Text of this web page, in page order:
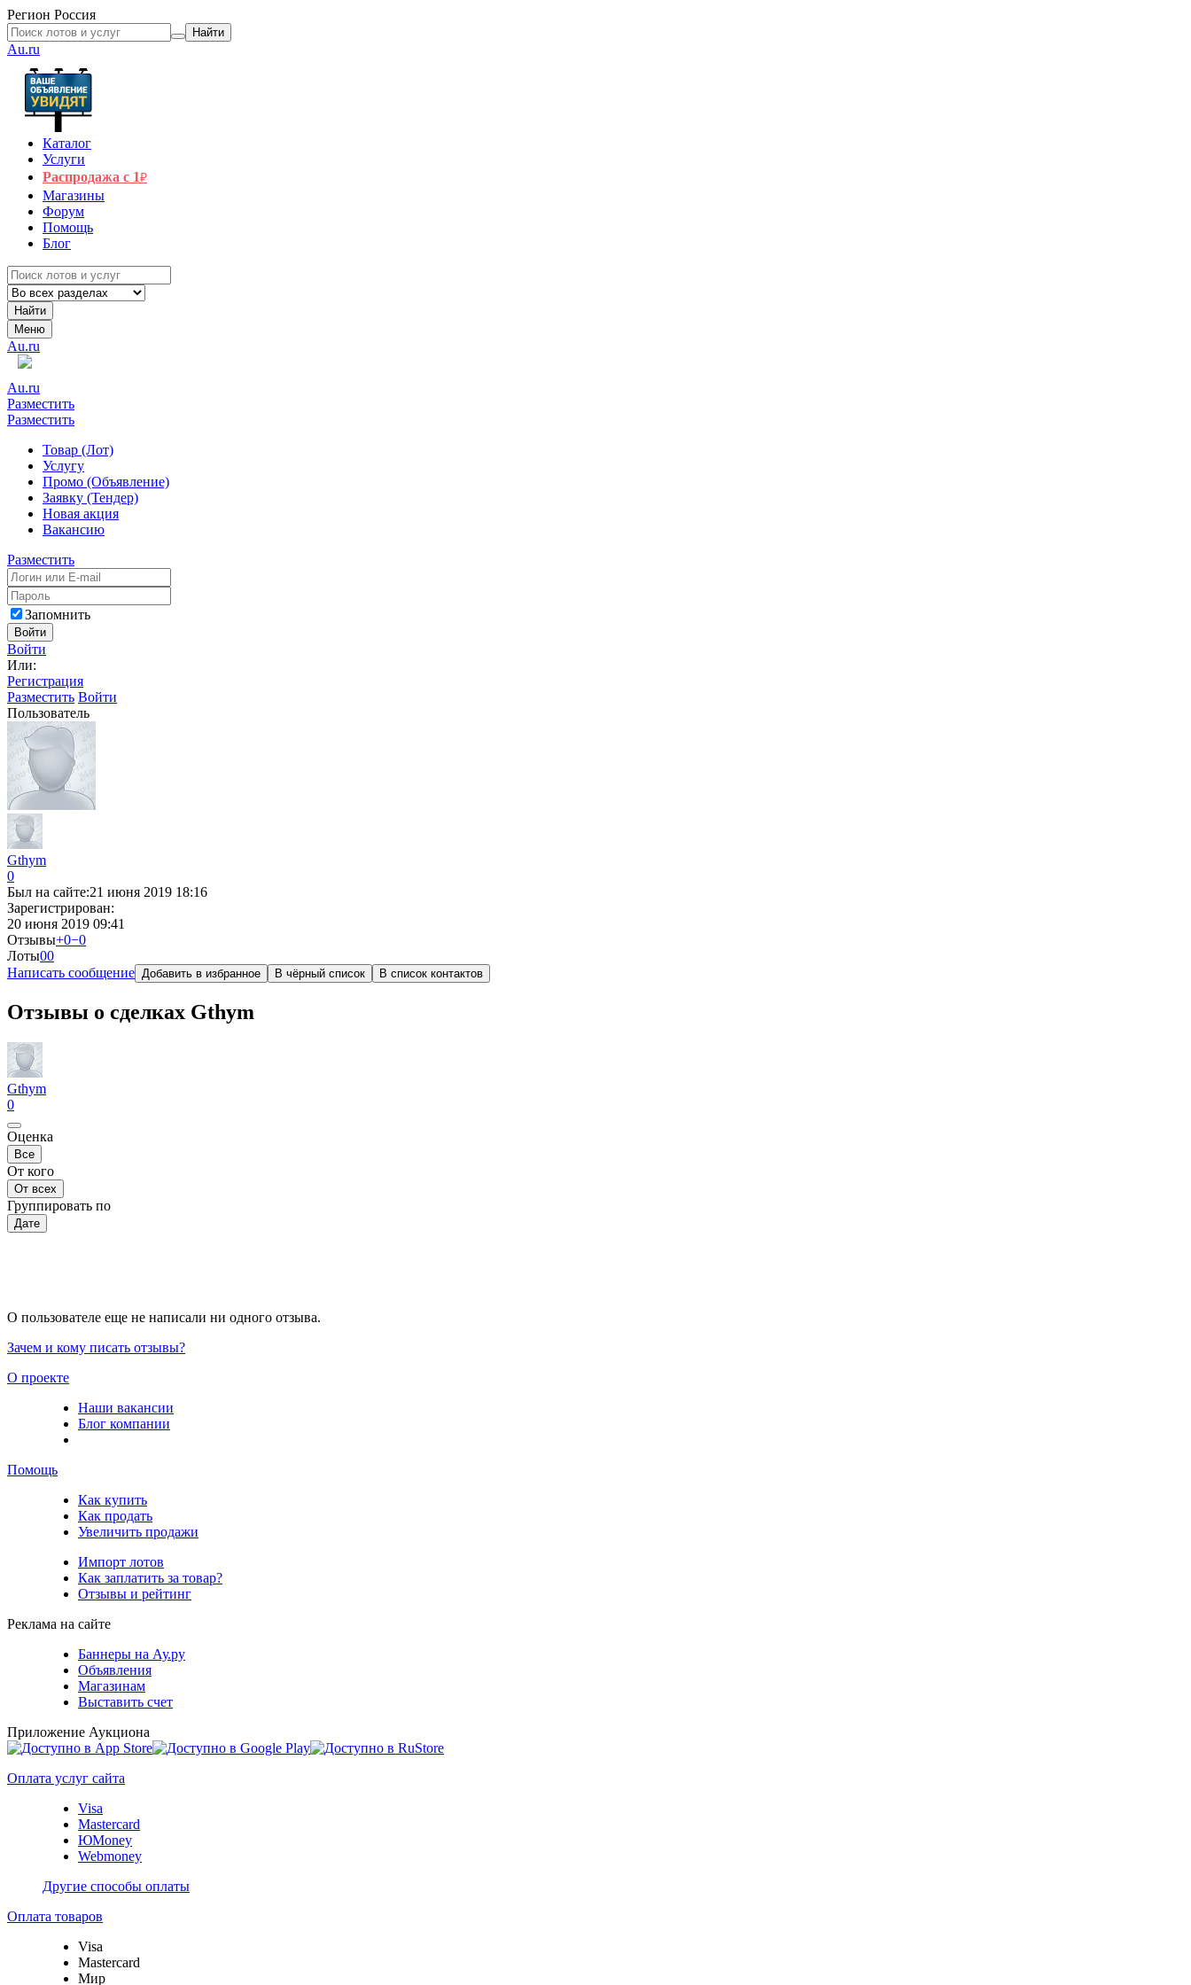
Регион Россия
Найти
Au.ru
Каталог
Услуги
Распродажа с 1₽
Магазины
Форум
Помощь
Блог
Найти
Меню
Au.ru
Au.ru
Разместить
Разместить
Товар (Лот)
Услугу
Промо (Объявление)
Заявку (Тендер)
Новая акция
Вакансию
Разместить
Запомнить
Войти
Войти
Или:
Регистрация
Разместить Войти
Пользователь
Gthym
0
Был на сайте:21 июня 2019 18:16
Зарегистрирован:
20 июня 2019 09:41
Отзывы+0−0
Лоты00
Написать сообщение Добавить в избранное В чёрный список В список контактов
Отзывы о сделках Gthym
Gthym
0
Оценка
Все
От кого
От всех
Группировать по
Дате
О пользователе еще не написали ни одного отзыва.
Зачем и кому писать отзывы?
О проекте
Наши вакансии
Блог компании
Помощь
Как купить
Как продать
Увеличить продажи
Импорт лотов
Как заплатить за товар?
Отзывы и рейтинг
Реклама на сайте
Баннеры на Ау.ру
Объявления
Магазинам
Выставить счет
Приложение Аукциона
Оплата услуг сайта
Visa
Mastercard
ЮMoney
Webmoney
Другие способы оплаты
Оплата товаров
Visa
Mastercard
Мир